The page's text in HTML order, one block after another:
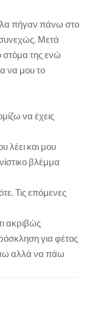
πήγαν πάνω στο
Μετά
στόμα της ενώ
να μου το
να έχεις
λέει και μου
βλέμμα
Τις επόμενες
ακριβώς
για φέτος
αλλά να πάω
βράδυ, στέλνοντας
τρίο